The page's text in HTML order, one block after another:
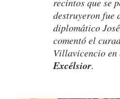
recintos que se
destruyeron
diplomático
comentó el
Villavicencio en
Excélsior.